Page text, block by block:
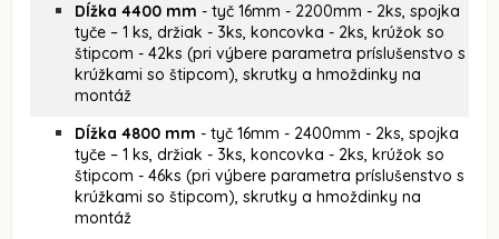
Dĺžka 4400 mm - tyč 16mm - 2200mm - 2ks, spojka
tyče – 1 ks, držiak - 3ks, koncovka - 2ks, krúžok so
štipcom - 42ks (pri výbere parametra príslušenstvo s
krúžkami so štipcom), skrutky a hmoždinky na
montáž
Dĺžka 4800 mm - tyč 16mm - 2400mm - 2ks, spojka
tyče – 1 ks, držiak - 3ks, koncovka - 2ks, krúžok so
štipcom - 46ks (pri výbere parametra príslušenstvo s
krúžkami so štipcom), skrutky a hmoždinky na
montáž